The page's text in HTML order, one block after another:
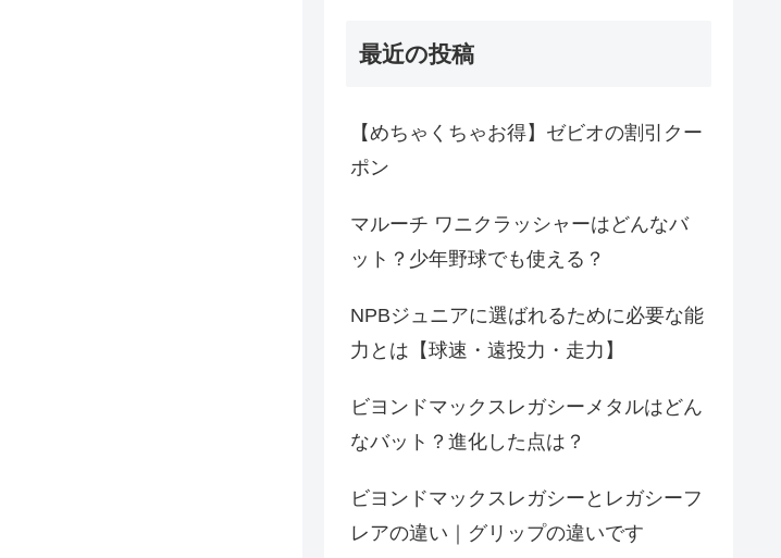
最近の投稿
【めちゃくちゃお得】ゼビオの割引クー
ポン
マルーチ ワニクラッシャーはどんなバ
ット？少年野球でも使える？
NPBジュニアに選ばれるために必要な能
力とは【球速・遠投力・走力】
ビヨンドマックスレガシーメタルはどん
なバット？進化した点は？
ビヨンドマックスレガシーとレガシーフ
レアの違い｜グリップの違いです